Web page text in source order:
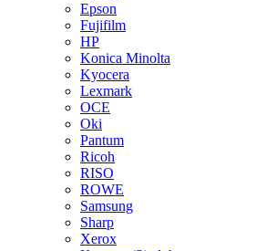
Epson
Fujifilm
HP
Konica Minolta
Kyocera
Lexmark
OCE
Oki
Pantum
Ricoh
RISO
ROWE
Samsung
Sharp
Xerox